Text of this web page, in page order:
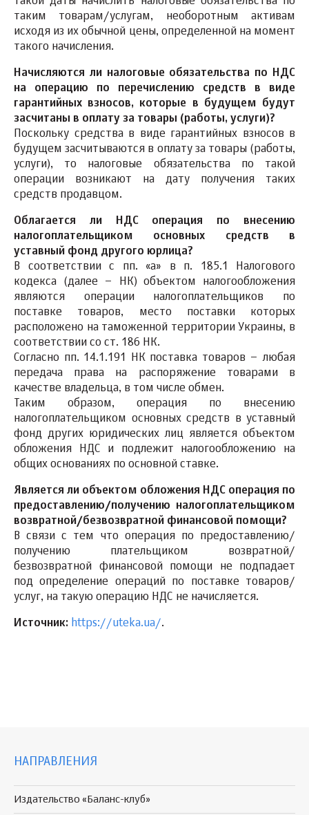
таким товарам/услугам, необоротным активам
исходя из их обычной цены, определенной на момент
такого начисления.
Начисляются ли налоговые обязательства по НДС
на операцию по перечислению средств в виде
гарантийных взносов, которые в будущем будут
засчитаны в оплату за товары (работы, услуги)?
Поскольку средства в виде гарантийных взносов в
будущем засчитываются в оплату за товары (работы,
услуги), то налоговые обязательства по такой
операции возникают на дату получения таких
средств продавцом.
Облагается ли НДС операция по внесению
налогоплательщиком основных средств в
уставный фонд другого юрлица?
В соответствии с пп. «а» в п. 185.1 Налогового
кодекса (далее – НК) объектом налогообложения
являются операции налогоплательщиков по
поставке товаров, место поставки которых
расположено на таможенной территории Украины, в
соответствии со ст. 186 НК.
Согласно пп. 14.1.191 НК поставка товаров – любая
передача права на распоряжение товарами в
качестве владельца, в том числе обмен.
Таким образом, операция по внесению
налогоплательщиком основных средств в уставный
фонд других юридических лиц является объектом
обложения НДС и подлежит налогообложению на
общих основаниях по основной ставке.
Является ли объектом обложения НДС операция по
предоставлению/получению налогоплательщиком
возвратной/безвозвратной финансовой помощи?
В связи с тем что операция по предоставлению/
получению плательщиком возвратной/
безвозвратной финансовой помощи не подпадает
под определение операций по поставке товаров/
услуг, на такую операцию НДС не начисляется.
Источник: https://uteka.ua/.
НАПРАВЛЕНИЯ
Издательство «Баланс-клуб»